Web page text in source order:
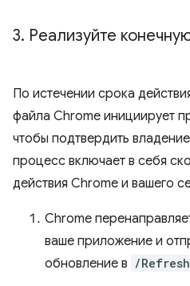
3. Реализуйте
По истечении срока
файла Chrome инициирует
чтобы подтвердить
процесс включает в себя
действия Chrome и вашего
Chrome
ваше приложение и
обновление в /